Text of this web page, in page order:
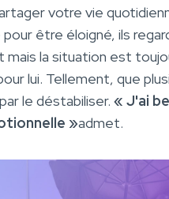
votre vie
être éloigné, ils
mais la situation est
lui. Tellement, que
le déstabiliser. « J'ai
»admet.